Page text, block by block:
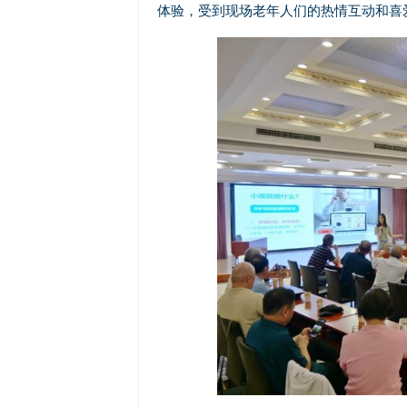
体验，受到现场老年人们的热情互动和喜